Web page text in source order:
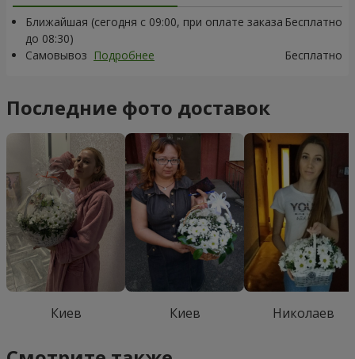
Ближайшая (сегодня с 09:00, при оплате заказа
до 08:30)
Бесплатно
Самовывоз Подробнее Бесплатно
Последние фото доставок
Киев Киев Николаев